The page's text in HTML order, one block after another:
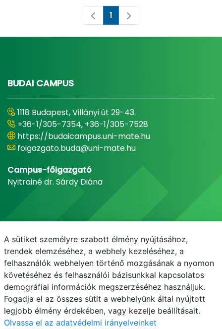
Oldal
1
BUDAI CAMPUS
1118 Budapest, Villányi út 29-43.
+36-1/305-7354, +36-1/305-7528
https://budaicampus.uni-mate.hu
foigazgato.buda@uni-mate.hu
Campus-főigazgató
Nyitrainé dr. Sárdy Diána
E-mail Telefonkönyv NEPTUN E-learning
A sütiket személyre szabott élmény nyújtásához,
trendek elemzéséhez, a webhely kezeléséhez, a
felhasználók webhelyen történő mozgásának a nyomon
követéséhez és felhasználói bázisunkkal kapcsolatos
demográfiai információk megszerzéséhez használjuk.
Fogadja el az összes sütit a webhelyünk által nyújtott
legjobb élmény érdekében, vagy kezelje beállításait.
Olvassa el az adatvédelmi irányelveinket